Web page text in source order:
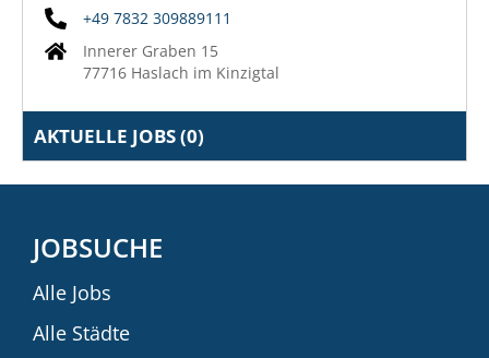
+49 7832 309889111
Innerer Graben 15
77716 Haslach im Kinzigtal
AKTUELLE JOBS (0)
JOBSUCHE
Alle Jobs
Alle Städte